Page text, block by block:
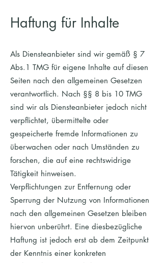
Haftung für Inhalte
Als Diensteanbieter sind wir gemäß § 7
Abs.1 TMG für eigene Inhalte auf diesen
Seiten nach den allgemeinen Gesetzen
verantwortlich. Nach §§ 8 bis 10 TMG
sind wir als Diensteanbieter jedoch nicht
verpflichtet, übermittelte oder
gespeicherte fremde Informationen zu
überwachen oder nach Umständen zu
forschen, die auf eine rechtswidrige
Tätigkeit hinweisen.
Verpflichtungen zur Entfernung oder
Sperrung der Nutzung von Informationen
nach den allgemeinen Gesetzen bleiben
hiervon unberührt. Eine diesbezügliche
Haftung ist jedoch erst ab dem Zeitpunkt
der Kenntnis einer konkreten